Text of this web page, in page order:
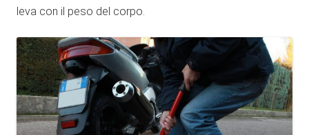
leva con il peso del corpo.